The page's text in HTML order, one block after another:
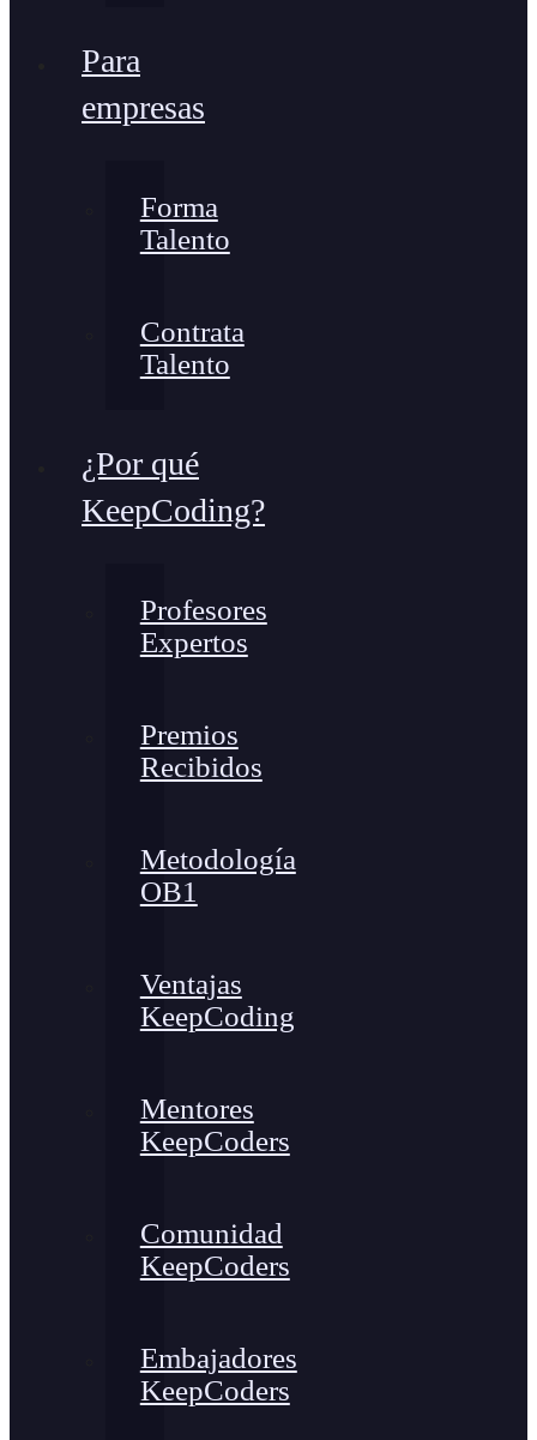
Para
empresas
Forma
Talento
Contrata
Talento
¿Por qué
KeepCoding?
Profesores
Expertos
Premios
Recibidos
Metodología
OB1
Ventajas
KeepCoding
Mentores
KeepCoders
Comunidad
KeepCoders
Embajadores
KeepCoders